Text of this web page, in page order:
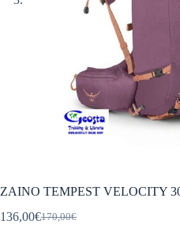
ZAINO TEMPEST VELOCITY
170,00€
Il
136,00€Il